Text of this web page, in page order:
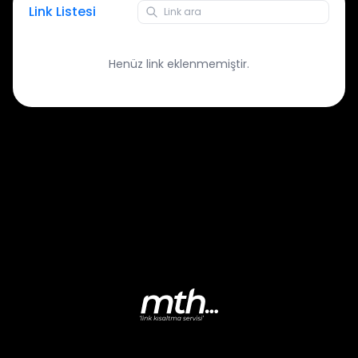
Link Listesi
Henüz link eklenmemiştir.